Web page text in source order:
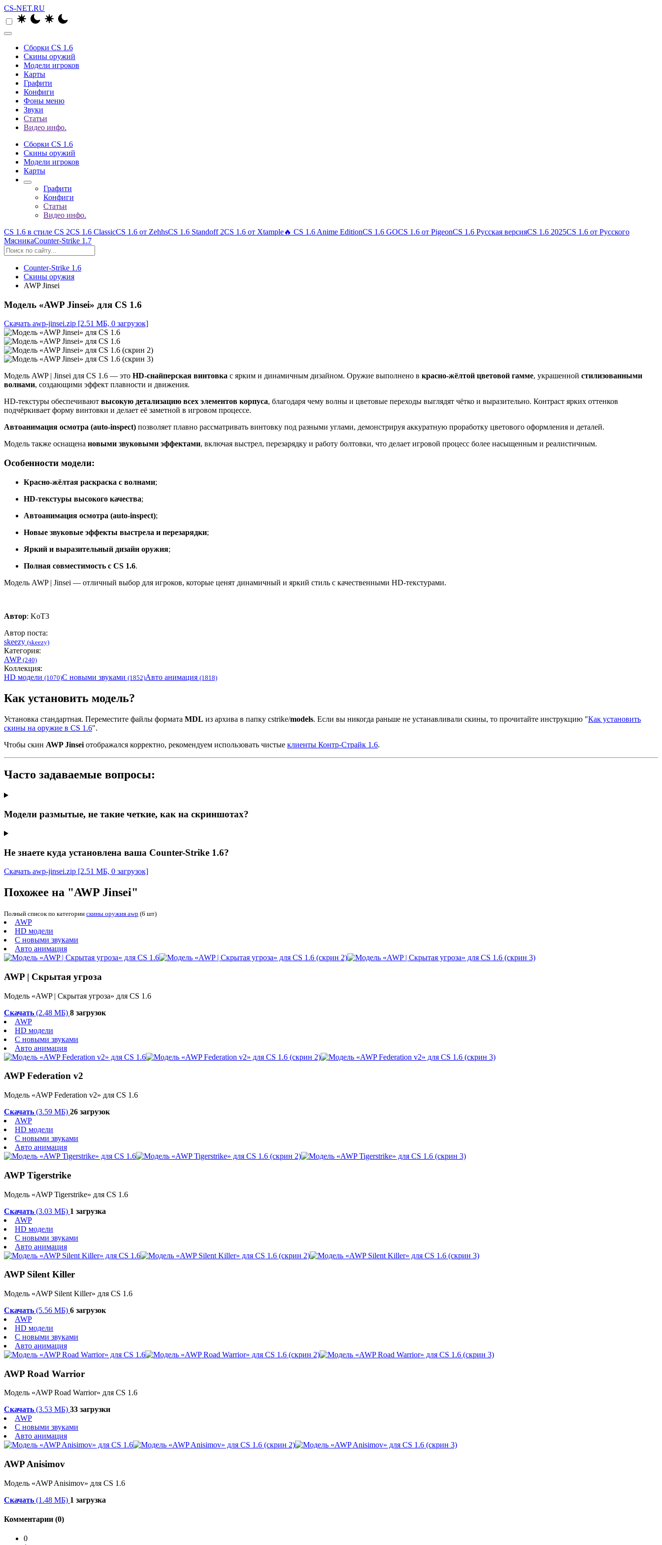
CS-NET.RU
Сборки CS 1.6
Скины оружий
Модели игроков
Карты
Графити
Конфиги
Фоны меню
Звуки
Статьи
Видео инфо.
Сборки CS 1.6
Скины оружий
Модели игроков
Карты
Графити
Конфиги
Статьи
Видео инфо.
CS 1.6 в стиле CS 2CS 1.6 ClassicCS 1.6 от ZehhsCS 1.6 Standoff 2CS 1.6 от Xtample🔥 CS 1.6 Anime EditionCS 1.6 GOCS 1.6 от PigeonCS 1.6 Русская версияCS 1.6 2025CS 1.6 от Русского
МясникаCounter-Strike 1.7
Counter-Strike 1.6
Скины оружия
AWP Jinsei
Модель «AWP Jinsei» для CS 1.6
Скачать awp-jinsei.zip [2.51 МБ, 0 загрузок]
Модель AWP | Jinsei для CS 1.6 — это HD-снайперская винтовка с ярким и динамичным дизайном. Оружие выполнено в красно-жёлтой цветовой гамме, украшенной стилизованными
волнами, создающими эффект плавности и движения.
HD-текстуры обеспечивают высокую детализацию всех элементов корпуса, благодаря чему волны и цветовые переходы выглядят чётко и выразительно. Контраст ярких оттенков
подчёркивает форму винтовки и делает её заметной в игровом процессе.
Автоанимация осмотра (auto-inspect) позволяет плавно рассматривать винтовку под разными углами, демонстрируя аккуратную проработку цветового оформления и деталей.
Модель также оснащена новыми звуковыми эффектами, включая выстрел, перезарядку и работу болтовки, что делает игровой процесс более насыщенным и реалистичным.
Особенности модели:
Красно-жёлтая раскраска с волнами;
HD-текстуры высокого качества;
Автоанимация осмотра (auto-inspect);
Новые звуковые эффекты выстрела и перезарядки;
Яркий и выразительный дизайн оружия;
Полная совместимость с CS 1.6.
Модель AWP | Jinsei — отличный выбор для игроков, которые ценят динамичный и яркий стиль с качественными HD-текстурами.
Автор: KoT3
Автор поста:
skeezy (skeezy)
Категория:
AWP (240)
Коллекция:
HD модели (1070)С новыми звуками (1852)Авто анимация (1818)
Как установить модель?
Установка стандартная. Переместите файлы формата MDL из архива в папку cstrike/models. Если вы никогда раньше не устанавливали скины, то прочитайте инструкцию "Как установить
скины на оружие в CS 1.6".
Чтобы скин AWP Jinsei отображался корректно, рекомендуем использовать чистые клиенты Контр-Страйк 1.6.
Часто задаваемые вопросы:
Модели размытые, не такие четкие, как на скриншотах?
Не знаете куда установлена ваша Counter-Strike 1.6?
Скачать awp-jinsei.zip [2.51 МБ, 0 загрузок]
Похожее на "AWP Jinsei"
Полный список по категории скины оружия awp (6 шт)
AWP
HD модели
С новыми звуками
Авто анимация
AWP | Скрытая угроза
Модель «AWP | Скрытая угроза» для CS 1.6
Скачать (2.48 МБ) 8 загрузок
AWP
HD модели
С новыми звуками
Авто анимация
AWP Federation v2
Модель «AWP Federation v2» для CS 1.6
Скачать (3.59 МБ) 26 загрузок
AWP
HD модели
С новыми звуками
Авто анимация
AWP Tigerstrike
Модель «AWP Tigerstrike» для CS 1.6
Скачать (3.03 МБ) 1 загрузка
AWP
HD модели
С новыми звуками
Авто анимация
AWP Silent Killer
Модель «AWP Silent Killer» для CS 1.6
Скачать (5.56 МБ) 6 загрузок
AWP
HD модели
С новыми звуками
Авто анимация
AWP Road Warrior
Модель «AWP Road Warrior» для CS 1.6
Скачать (3.53 МБ) 33 загрузки
AWP
С новыми звуками
Авто анимация
AWP Anisimov
Модель «AWP Anisimov» для CS 1.6
Скачать (1.48 МБ) 1 загрузка
Комментарии (0)
0